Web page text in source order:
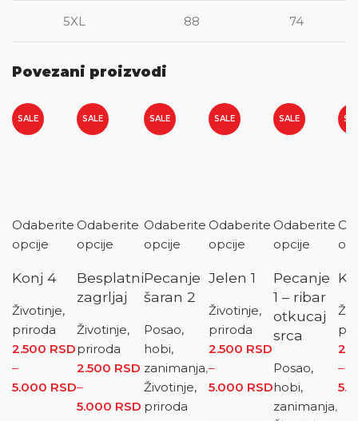
5XL 88 74
Povezani proizvodi
SALE
Odaberite
opcije
Konj 4
Životinje,
priroda
2.500 RSD
–
5.000 RSDRaspon cena: od 2.500 RSD do 5.000 RSD
SALE
Odaberite
opcije
Besplatni
zagrljaj
Životinje,
priroda
2.500 RSD
–
5.000 RSD Raspon cena: od 2.500 RSD do
SALE
Odaberite
opcije
Pecanje
šaran 2
Posao,
hobi,
zanimanja,
Životinje,
priroda
SALE
Odaberite
opcije
Jelen 1
Životinje,
priroda
2.500 RSD
–
5.000 RSDRaspon
cena: od
SALE
Odaberite
opcije
Pecanje
1 – ribar
otkucaj
srca
Posao,
hobi,
zanimanja,
–